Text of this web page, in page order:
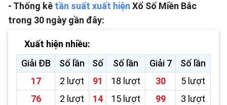
- Thống kê tần suất xuất hiện Xổ Số Miền Bắc
trong 30 ngày gần đây:
Xuất hiện nhiều:
Giải ĐB
Số lần Số Số lần Giải 7
Số lần
17
2 lượt 91 18 lượt 30
5 lượt
76
2 lượt 14 15 lượt 99
3 lượt